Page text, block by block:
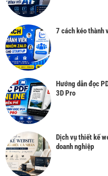
7 cách kéo thành
Hướng dẫn đọc
3D Pro
Dịch vụ thiết kế
doanh nghiệp